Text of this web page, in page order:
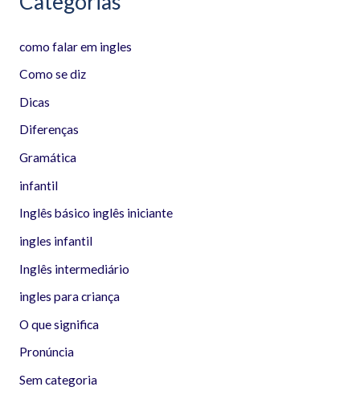
como falar em ingles
Como se diz
Dicas
Diferenças
Gramática
infantil
Inglês básico inglês iniciante
ingles infantil
Inglês intermediário
ingles para criança
O que significa
Pronúncia
Sem categoria